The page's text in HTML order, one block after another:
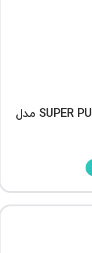
پمپ تصفیه استخر هایوارد SUPER PUMP مدل